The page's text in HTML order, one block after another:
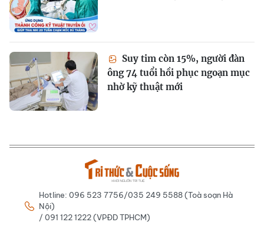
Suy tim còn 15%, người đàn
ông 74 tuổi hồi phục ngoạn mục
nhờ kỹ thuật mới
Hotline: 096 523 7756/035 249 5588 (Toà soạn Hà
Nội)
/ 091 122 1222 (VPĐD TPHCM)